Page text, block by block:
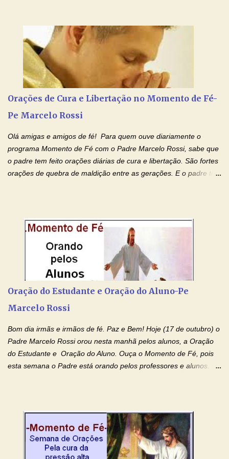
aos nossos pais. Hoje nossas orações serão focadas nos pais
que não se encontram bem de saúde, OS PAIS ENFERMOS!
Amados, durante toda esta semana vamos orar pelos nossos
pais. Vamos dedicar um dia para os pais mais idosos, pais que
estão doentes, pais que estão longe dos filhos, pais que já são
falecidos, pais que tem problemas com vícios, enfim, vamos orar
Orações de Cura e Libertação no Momento de Fé-
Pe Marcelo Rossi
Olá amigas e amigos de fé! Para quem ouve diariamente o
programa Momento de Fé com o Padre Marcelo Rossi, sabe que
o padre tem feito orações diárias de cura e libertação. São fortes
orações de quebra de maldição entre as gerações. E o padre tem
por estas valiosas orações. Tenham um lindo fim de semana na
paz de Jesus Cristo e no amor de Maria Santíssima. Adriana-
Devoção e Fé Clique para acessar: Facebook Padre Marcelo
Rossi Site Padre Marcelo Rossi (para ouvir o Momento de Fé)
Tocai, Cura! E Restaura! "Jesus, no poder de Seu Nome, peço
gerações, através de todas as raízes da minha árvore
genealógica. Que o Sangue de Jesus, purificador e vivificante,
Oração do Estudante e Oração do Aluno-Pe
Marcelo Rossi
Bom dia irmãs e irmãos de fé. Paz e Bem! Hoje (17 de outubro) o
Padre Marcelo Rossi orou nesta manhã pelos alunos, a Oração
do Estudante e Oração do Aluno. Ouça o Momento de Fé, pois
esta semana o Padre está orando pelos professores e alunos.
intelectualmente e espiritualmente para o dia da prova. Confie no
amor Ágape de Jesus e no amor materno de Nossa Senhora.
Fique com a paz de Jesus e o amor de Maria! Adriana-Devoção e
Fé Oração do Estudante I Senhor, eu sou estudante, e por sinal,